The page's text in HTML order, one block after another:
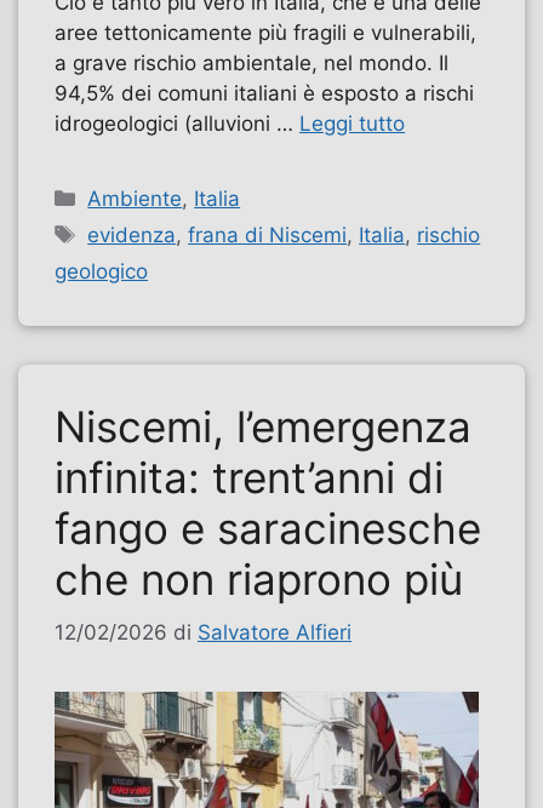
aree tettonicamente più fragili e vulnerabili,
a grave rischio ambientale, nel mondo. Il
94,5% dei comuni italiani è esposto a rischi
idrogeologici (alluvioni … Leggi tutto
Categorie
Ambiente, Italia
Tag
evidenza,frana di Niscemi, Italia, rischio
geologico
​Niscemi, l’emergenza
infinita: trent’anni di
fango e saracinesche
che non riaprono più
12/02/2026 di Salvatore Alfieri